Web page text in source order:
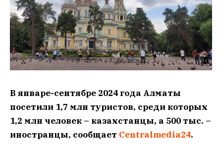
В январе-сентябре 2024 года Алматы
посетили 1,7 млн туристов, среди которых
1,2 млн человек – казахстанцы, а 500 тыс. –
иностранцы, сообщает Centralmedia24.